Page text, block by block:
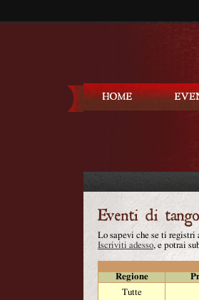
Lo sapevi che se ti registri
Iscriviti adesso, e potrai
Regione
Tutte